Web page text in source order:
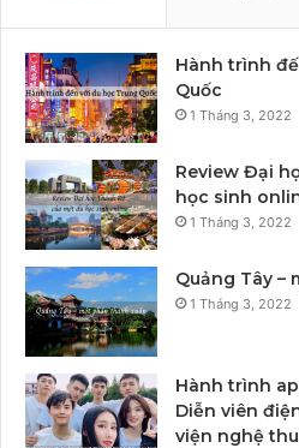
Hành trình
Quốc
1 Tháng 3, 2022
Review Đại
học sinh
1 Tháng 3, 2022
Quảng Tây –
1 Tháng 3, 2022
Hành trình
Diễn viên
viện nghệ